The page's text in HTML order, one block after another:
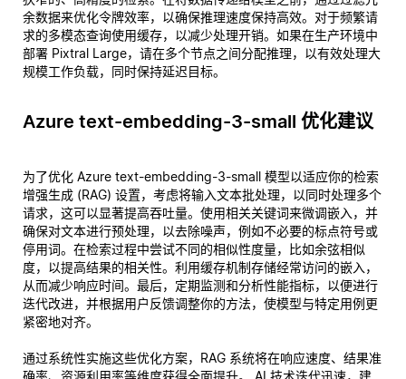
余数据来优化令牌效率，以确保推理速度保持高效。对于频繁请
求的多模态查询使用缓存，以减少处理开销。如果在生产环境中
部署 Pixtral Large，请在多个节点之间分配推理，以有效处理大
规模工作负载，同时保持延迟目标。
Azure text-embedding-3-small 优化建议
为了优化 Azure text-embedding-3-small 模型以适应你的检索
增强生成 (RAG) 设置，考虑将输入文本批处理，以同时处理多个
请求，这可以显著提高吞吐量。使用相关关键词来微调嵌入，并
确保对文本进行预处理，以去除噪声，例如不必要的标点符号或
停用词。在检索过程中尝试不同的相似性度量，比如余弦相似
度，以提高结果的相关性。利用缓存机制存储经常访问的嵌入，
从而减少响应时间。最后，定期监测和分析性能指标，以便进行
迭代改进，并根据用户反馈调整你的方法，使模型与特定用例更
紧密地对齐。
通过系统性实施这些优化方案，RAG 系统将在响应速度、结果准
确率、资源利用率等维度获得全面提升。 AI 技术迭代迅速，建